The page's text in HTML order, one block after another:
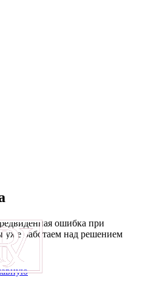
ошибка при
уже работаем над решением